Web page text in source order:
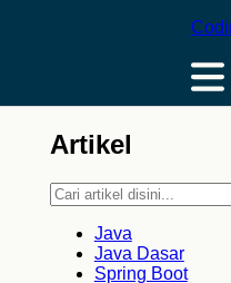
Artikel
Java
Java Dasar
Spring Boot